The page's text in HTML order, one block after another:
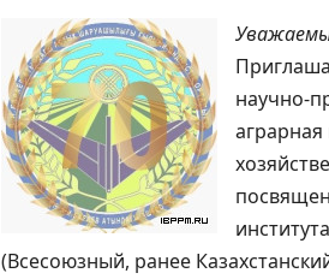
научно-
(Всесоюзный, ранее